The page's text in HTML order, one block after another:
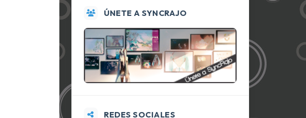
ÚNETE A SYNCRAJO
REDES SOCIALES